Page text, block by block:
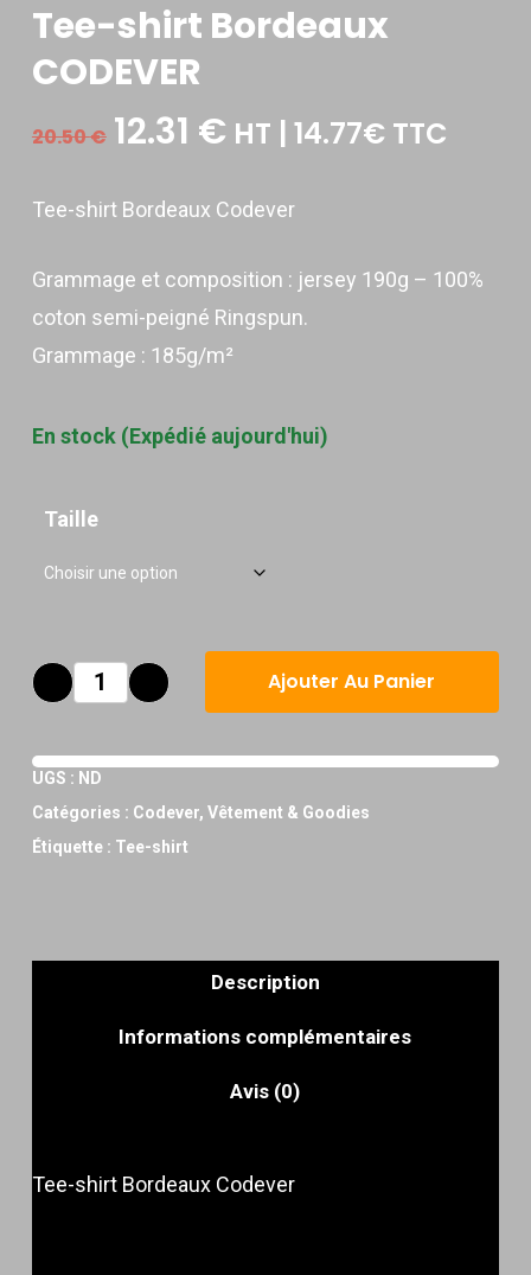
Tee-shirt Bordeaux
CODEVER
20.50€ Le
initial
était :
12.31 €Le
actuel
est :
HT | 14.77€ TTC
Tee-shirt Bordeaux Codever
Grammage et composition : jersey 190g – 100%
coton semi-peigné Ringspun.
Grammage : 185g/m²
En stock (Expédié aujourd'hui)
Taille
Ajouter Au Panier
UGS : ND
Catégories : Codever, Vêtement & Goodies
Étiquette : Tee-shirt
Description
Informations complémentaires
Avis (0)
Tee-shirt Bordeaux Codever